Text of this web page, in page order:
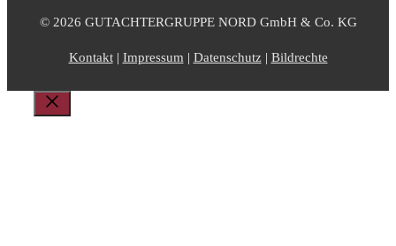
© 2026 GUTACHTERGRUPPE NORD GmbH & Co. KG
Kontakt| Impressum| Datenschutz| Bildrechte
Schließen